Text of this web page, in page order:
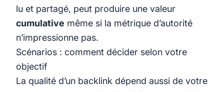
lu et partagé, peut produire une valeur
cumulative même si la métrique d’autorité
n’impressionne pas.
Scénarios : comment décider selon votre
objectif
La qualité d’un backlink dépend aussi de votre